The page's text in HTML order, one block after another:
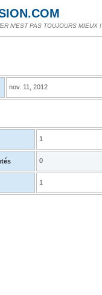
N'EST PAS TOUJOURS MIEUX !
nov. 11, 2012
1
0
1